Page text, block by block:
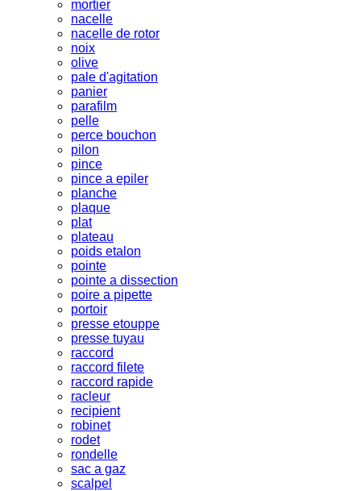
mortier
nacelle
nacelle de rotor
noix
olive
pale d'agitation
panier
parafilm
pelle
perce bouchon
pilon
pince
pince a epiler
planche
plaque
plat
plateau
poids etalon
pointe
pointe a dissection
poire a pipette
portoir
presse etouppe
presse tuyau
raccord
raccord filete
raccord rapide
racleur
recipient
robinet
rodet
rondelle
sac a gaz
scalpel